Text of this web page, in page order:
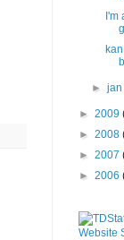
I'm
►
► 2009
► 2008
► 2007
► 2006